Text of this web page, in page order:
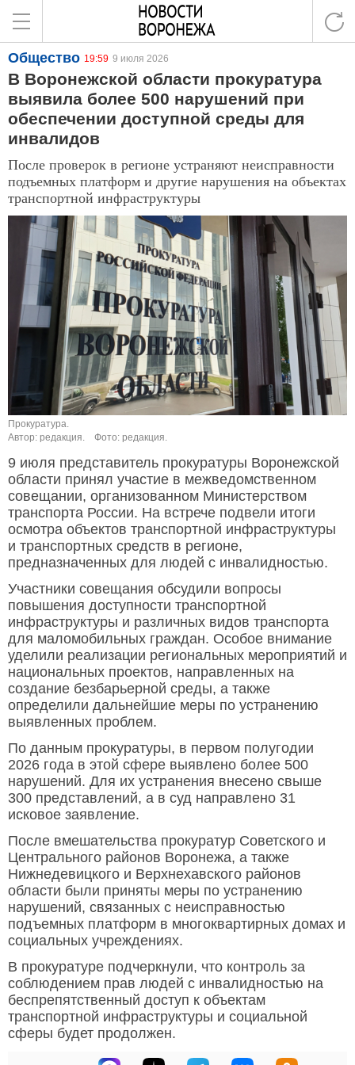
Общество 19:59 9 июля 2026
В Воронежской области прокуратура
выявила более 500 нарушений при
обеспечении доступной среды для
инвалидов
После проверок в регионе устраняют неисправности
подъемных платформ и другие нарушения на объектах
транспортной инфраструктуры
Прокуратура.
Автор: редакция.
Фото: редакция.
9 июля представитель прокуратуры Воронежской
области принял участие в межведомственном
совещании, организованном Министерством
транспорта России. На встрече подвели итоги
осмотра объектов транспортной инфраструктуры
и транспортных средств в регионе,
предназначенных для людей с инвалидностью.
Участники совещания обсудили вопросы
повышения доступности транспортной
инфраструктуры и различных видов транспорта
для маломобильных граждан. Особое внимание
уделили реализации региональных мероприятий и
национальных проектов, направленных на
создание безбарьерной среды, а также
определили дальнейшие меры по устранению
выявленных проблем.
По данным прокуратуры, в первом полугодии
2026 года в этой сфере выявлено более 500
нарушений. Для их устранения внесено свыше
300 представлений, а в суд направлено 31
исковое заявление.
После вмешательства прокуратур Советского и
Центрального районов Воронежа, а также
Нижнедевицкого и Верхнехавского районов
области были приняты меры по устранению
нарушений, связанных с неисправностью
подъемных платформ в многоквартирных домах и
социальных учреждениях.
В прокуратуре подчеркнули, что контроль за
соблюдением прав людей с инвалидностью на
беспрепятственный доступ к объектам
транспортной инфраструктуры и социальной
сферы будет продолжен.